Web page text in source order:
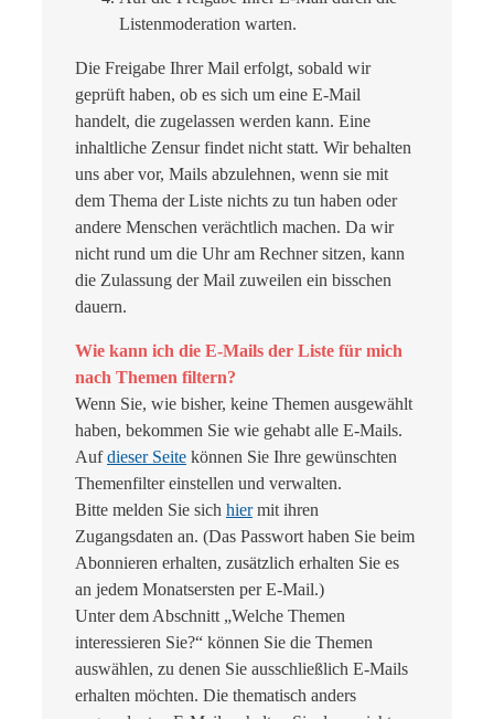
Listenmoderation warten.
Die Freigabe Ihrer Mail erfolgt, sobald wir
geprüft haben, ob es sich um eine E-Mail
handelt, die zugelassen werden kann. Eine
inhaltliche Zensur findet nicht statt. Wir behalten
uns aber vor, Mails abzulehnen, wenn sie mit
dem Thema der Liste nichts zu tun haben oder
andere Menschen verächtlich machen. Da wir
nicht rund um die Uhr am Rechner sitzen, kann
die Zulassung der Mail zuweilen ein bisschen
dauern.
Wie kann ich die E-Mails der Liste für mich
nach Themen filtern?
Wenn Sie, wie bisher, keine Themen ausgewählt
haben, bekommen Sie wie gehabt alle E-Mails.
Aufdieser Seite können Sie Ihre gewünschten
Themenfilter einstellen und verwalten.
Bitte melden Sie sich hiermit ihren
Zugangsdaten an. (Das Passwort haben Sie beim
Abonnieren erhalten, zusätzlich erhalten Sie es
an jedem Monatsersten per E-Mail.)
Unter dem Abschnitt „Welche Themen
interessieren Sie?“ können Sie die Themen
auswählen, zu denen Sie ausschließlich E-Mails
erhalten möchten. Die thematisch anders